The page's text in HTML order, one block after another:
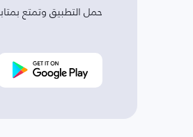
حمل التطبيق وتمتع